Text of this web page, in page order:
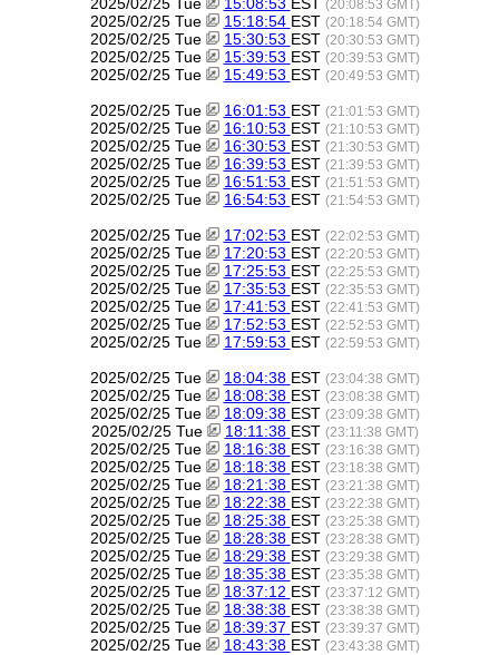
(20:08:53 GMT)
2025/02/25 Tue 15:18:54 EST (20:18:54 GMT)
2025/02/25 Tue 15:30:53 EST (20:30:53 GMT)
2025/02/25 Tue 15:39:53 EST (20:39:53 GMT)
2025/02/25 Tue 15:49:53 EST (20:49:53 GMT)
2025/02/25 Tue 16:01:53 EST (21:01:53 GMT)
2025/02/25 Tue 16:10:53 EST (21:10:53 GMT)
2025/02/25 Tue 16:30:53 EST (21:30:53 GMT)
2025/02/25 Tue 16:39:53 EST (21:39:53 GMT)
2025/02/25 Tue 16:51:53 EST (21:51:53 GMT)
2025/02/25 Tue 16:54:53 EST (21:54:53 GMT)
2025/02/25 Tue 17:02:53 EST (22:02:53 GMT)
2025/02/25 Tue 17:20:53 EST (22:20:53 GMT)
2025/02/25 Tue 17:25:53 EST (22:25:53 GMT)
2025/02/25 Tue 17:35:53 EST (22:35:53 GMT)
2025/02/25 Tue 17:41:53 EST (22:41:53 GMT)
2025/02/25 Tue 17:52:53 EST (22:52:53 GMT)
2025/02/25 Tue 17:59:53 EST (22:59:53 GMT)
2025/02/25 Tue 18:04:38 EST (23:04:38 GMT)
2025/02/25 Tue 18:08:38 EST (23:08:38 GMT)
2025/02/25 Tue 18:09:38 EST (23:09:38 GMT)
2025/02/25 Tue 18:11:38 EST (23:11:38 GMT)
2025/02/25 Tue 18:16:38 EST (23:16:38 GMT)
2025/02/25 Tue 18:18:38 EST (23:18:38 GMT)
2025/02/25 Tue 18:21:38 EST (23:21:38 GMT)
2025/02/25 Tue 18:22:38 EST (23:22:38 GMT)
2025/02/25 Tue 18:25:38 EST (23:25:38 GMT)
2025/02/25 Tue 18:28:38 EST (23:28:38 GMT)
2025/02/25 Tue 18:29:38 EST (23:29:38 GMT)
2025/02/25 Tue 18:35:38 EST (23:35:38 GMT)
2025/02/25 Tue 18:37:12 EST (23:37:12 GMT)
2025/02/25 Tue 18:38:38 EST (23:38:38 GMT)
2025/02/25 Tue 18:39:37 EST (23:39:37 GMT)
2025/02/25 Tue 18:43:38 EST (23:43:38 GMT)